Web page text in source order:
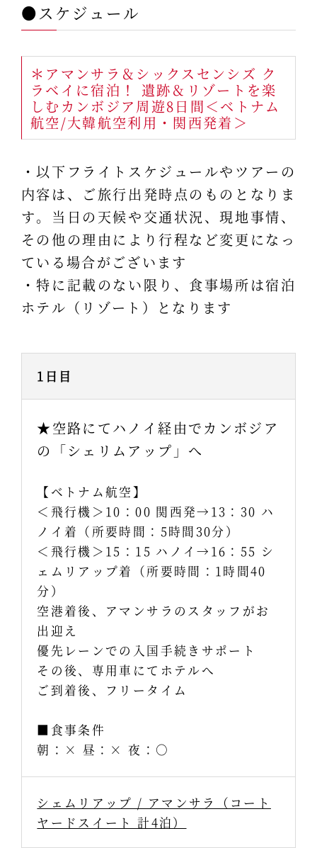
●スケジュール
＊アマンサラ＆シックスセンシズ ク
ラベイに宿泊！ 遺跡＆リゾートを楽
しむカンボジア周遊8日間＜ベトナム
航空/大韓航空利用・関西発着＞
・以下フライトスケジュールやツアーの
内容は、ご旅行出発時点のものとなりま
す。当日の天候や交通状況、現地事情、
その他の理由により行程など変更になっ
ている場合がございます
・特に記載のない限り、食事場所は宿泊
ホテル（リゾート）となります
1日目
★空路にてハノイ経由でカンボジア
の「シェリムアップ」へ
【ベトナム航空】
＜飛行機＞10：00 関西発→13：30 ハ
ノイ着（所要時間：5時間30分）
＜飛行機＞15：15 ハノイ→16：55 シ
ェムリアップ着（所要時間：1時間40
分）
空港着後、アマンサラのスタッフがお
出迎え
優先レーンでの入国手続きサポート
その後、専用車にてホテルへ
ご到着後、フリータイム
■食事条件
朝：× 昼：× 夜：○
シェムリアップ / アマンサラ（コート
ヤードスイート 計4泊）